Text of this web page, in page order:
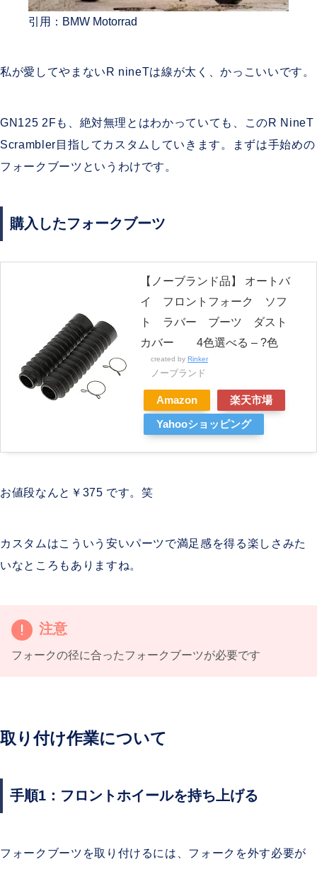
引用：BMW Motorrad
私が愛してやまないR nineTは線が太く、かっこいいです。
GN125 2Fも、絶対無理とはわかっていても、このR NineT
Scrambler目指してカスタムしていきます。まずは手始めの
フォークブーツというわけです。
購入したフォークブーツ
【ノーブランド品】 オートバ
イ フロントフォーク ソフ
ト ラバー ブーツ ダスト
カバー 4色選べる – ?色
created by Rinker
ノーブランド
Amazon 楽天市場
Yahooショッピング
お値段なんと￥375 です。笑
カスタムはこういう安いパーツで満足感を得る楽しさみた
いなところもありますね。
注意
フォークの径に合ったフォークブーツが必要です
取り付け作業について
手順1：フロントホイールを持ち上げる
フォークブーツを取り付けるには、フォークを外す必要が